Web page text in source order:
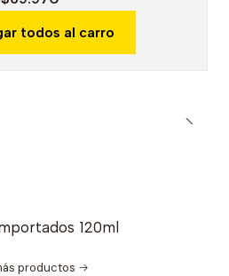
todos al carro
120ml
productos